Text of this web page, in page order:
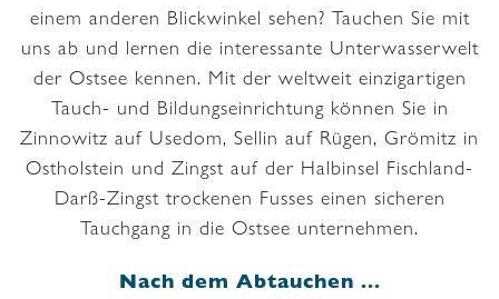
einem anderen Blickwinkel sehen? Tauchen Sie mit
uns ab und lernen die interessante Unterwasserwelt
der Ostsee kennen. Mit der weltweit einzigartigen
Tauch- und Bildungseinrichtung können Sie in
Zinnowitz auf Usedom, Sellin auf Rügen, Grömitz in
Ostholstein und Zingst auf der Halbinsel Fischland-
Darß-Zingst trockenen Fusses einen sicheren
Tauchgang in die Ostsee unternehmen.
Nach dem Abtauchen ...